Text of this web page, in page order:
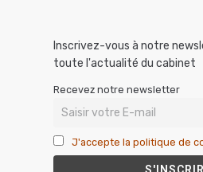
Inscrivez-vous à notre
toute l'actualité du cabinet
Recevez notre newsletter
J'accepte la politique de